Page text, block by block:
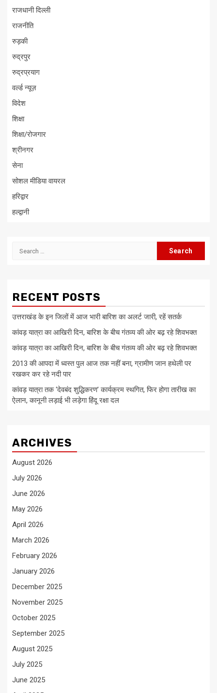
राजधानी दिल्ली
राजनीति
रुड़की
रुद्रपुर
रुद्रप्रयाग
वर्ल्ड न्यूज़
विदेश
शिक्षा
शिक्षा/रोजगार
श्रीनगर
सेना
सोशल मीडिया वायरल
हरिद्वार
हल्द्वानी
Search
RECENT POSTS
उत्तराखंड के इन जिलों में आज भारी बारिश का अलर्ट जारी, रहें सतर्क
कांवड़ यात्रा का आखिरी दिन, बारिश के बीच गंतव्य की ओर बढ़ रहे शिवभक्त
कांवड़ यात्रा का आखिरी दिन, बारिश के बीच गंतव्य की ओर बढ़ रहे शिवभक्त
2013 की आपदा में ध्वस्त पुल आज तक नहीं बना, ग्रामीण जान हथेली पर
रखकर कर रहे नदी पार
कांवड़ यात्रा तक ‘देवबंद शुद्धिकरण’ कार्यक्रम स्थगित, फिर होगा तारीख का
ऐलान, कानूनी लड़ाई भी लड़ेगा हिंदू रक्षा दल
ARCHIVES
August 2026
July 2026
June 2026
May 2026
April 2026
March 2026
February 2026
January 2026
December 2025
November 2025
October 2025
September 2025
August 2025
July 2025
June 2025